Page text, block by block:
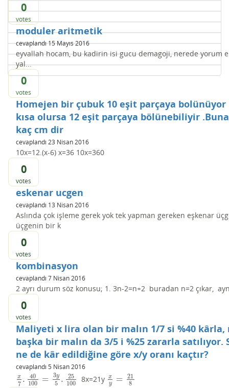
0
votes
moduler aritmetik
cevaplandı15 Mayıs 2016
eyvallah hocam, bu kadirin isi gucu demagoji, nerede yorum
yal...
0
votes
Homejen bir çubuk 10 eşit parçaya bolünüyor
kısa olursa 12 eşit parçaya bölünebiliyir
kaç cm dir
cevaplandı 23 Nisan 2016
10x=12.(x-6) x=36 10x=360
0
votes
eskenar ucgen
cevaplandı 13 Nisan 2016
Aslında çok işleme gerek yok tek yapman gereken eşkenar
üçgenin bir k
0
votes
kombinasyon
cevaplandı 7 Nisan 2016
2 ayrı durum söz konusu; 1. 3n-2=n+2 buradan n=2 çıkar,
0
votes
Maliyeti x lira olan bir malın 1/7 si %40
başka bir malın da 3/5 i %25 zararla satılıyor.
ne de kâr edildiğine göre x/y oranı kaçtır?
cevaplandı 5 Nisan 2016
x
7 .
40
100
= 3y
5 .
25
100
x7. 40100= 3y5. 251008x=21y
x
y
=
21
8
xy =21 8